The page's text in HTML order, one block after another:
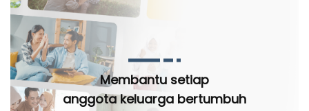
Membantu setiap
anggota keluarga bertumbuh